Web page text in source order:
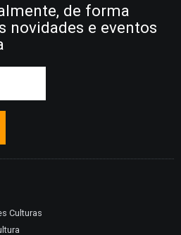
de forma
novidades e eventos
Culturas